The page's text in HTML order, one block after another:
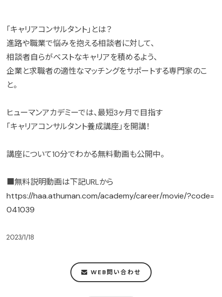
「キャリアコンサルタント」とは？
進路や職業で悩みを抱える相談者に対して、
相談者自らがベストなキャリアを積めるよう、
企業と求職者の適性なマッチングをサポートする専門家のこ
と。
ヒューマンアカデミーでは、最短3ヶ月で目指す
「キャリアコンサルタント養成講座」を開講！
講座について10分でわかる無料動画も公開中。
■無料説明動画は下記URLから
https://haa.athuman.com/academy/career/movie/?code=
041039
2023/1/18
WEB問い合わせ